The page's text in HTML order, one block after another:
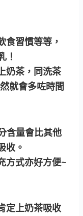
食習慣等等，
！
奶茶，同洗茶
就會多咗時間
含量會比其他
收。
方式亦好方便~
定上奶茶吸收